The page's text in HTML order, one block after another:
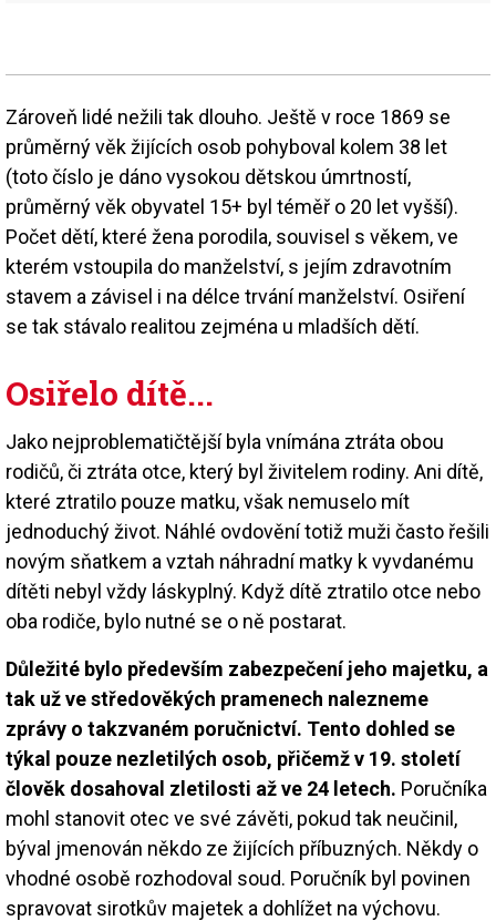
Zároveň lidé nežili tak dlouho. Ještě v roce 1869 se
průměrný věk žijících osob pohyboval kolem 38 let
(toto číslo je dáno vysokou dětskou úmrtností,
průměrný věk obyvatel 15+ byl téměř o 20 let vyšší).
Počet dětí, které žena porodila, souvisel s věkem, ve
kterém vstoupila do manželství, s jejím zdravotním
stavem a závisel i na délce trvání manželství. Osiření
se tak stávalo realitou zejména u mladších dětí.
Osiřelo dítě...
Jako nejproblematičtější byla vnímána ztráta obou
rodičů, či ztráta otce, který byl živitelem rodiny. Ani dítě,
které ztratilo pouze matku, však nemuselo mít
jednoduchý život. Náhlé ovdovění totiž muži často řešili
novým sňatkem a vztah náhradní matky k vyvdanému
dítěti nebyl vždy láskyplný. Když dítě ztratilo otce nebo
oba rodiče, bylo nutné se o ně postarat.
Důležité bylo především zabezpečení jeho majetku, a
tak už ve středověkých pramenech nalezneme
zprávy o takzvaném poručnictví. Tento dohled se
týkal pouze nezletilých osob, přičemž v 19. století
člověk dosahoval zletilosti až ve 24 letech. Poručníka
mohl stanovit otec ve své závěti, pokud tak neučinil,
býval jmenován někdo ze žijících příbuzných. Někdy o
vhodné osobě rozhodoval soud. Poručník byl povinen
spravovat sirotkův majetek a dohlížet na výchovu.